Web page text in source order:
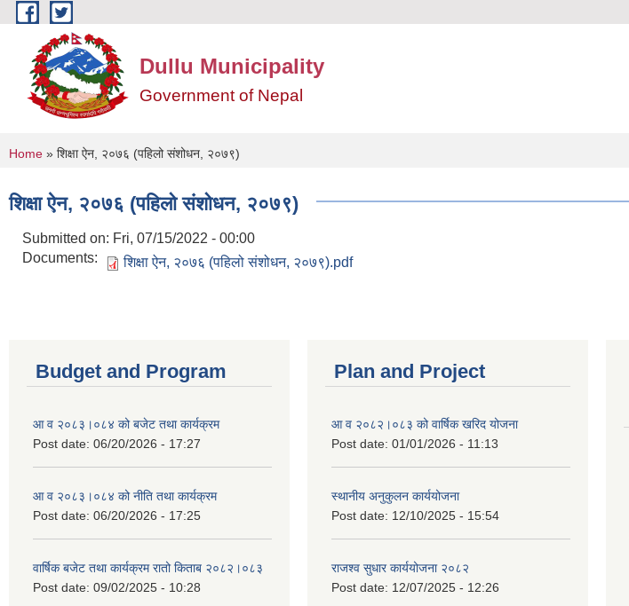
Skip to main content
Dullu Municipality
Government of Nepal
You are here
Home » शिक्षा ऐन, २०७६ (पहिलो संशोधन, २०७९)
शिक्षा ऐन, २०७६ (पहिलो संशोधन, २०७९)
Submitted on: Fri, 07/15/2022 - 00:00
Documents:
शिक्षा ऐन, २०७६ (पहिलो संशोधन, २०७९).pdf
Budget and Program
आ व २०८३।०८४ को बजेट तथा कार्यक्रम
Post date: 06/20/2026 - 17:27
आ व २०८३।०८४ को नीति तथा कार्यक्रम
Post date: 06/20/2026 - 17:25
वार्षिक बजेट तथा कार्यक्रम रातो किताब २०८२।०८३
Post date: 09/02/2025 - 10:28
Plan and Project
आ व २०८२।०८३ को वार्षिक खरिद योजना
Post date: 01/01/2026 - 11:13
स्थानीय अनुकुलन कार्ययोजना
Post date: 12/10/2025 - 15:54
राजश्व सुधार कार्ययोजना २०८२
Post date: 12/07/2025 - 12:26